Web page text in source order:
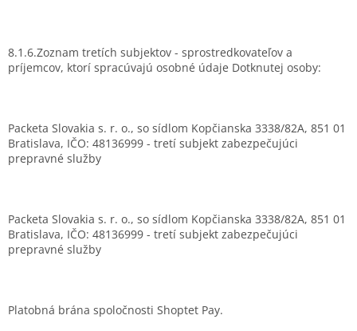
8.1.6.Zoznam tretích subjektov - sprostredkovateľov a
príjemcov, ktorí spracúvajú osobné údaje Dotknutej osoby:
Packeta Slovakia s. r. o., so sídlom Kopčianska 3338/82A, 851 01
Bratislava, IČO: 48136999 - tretí subjekt zabezpečujúci
prepravné služby
Packeta Slovakia s. r. o., so sídlom Kopčianska 3338/82A, 851 01
Bratislava, IČO: 48136999 - tretí subjekt zabezpečujúci
prepravné služby
Platobná brána spoločnosti Shoptet Pay.